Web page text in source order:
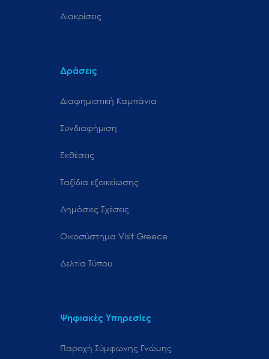
Διακρίσεις
Δράσεις
Διαφημιστική Καμπάνια
Συνδιαφήμιση
Εκθέσεις
Ταξίδια εξοικείωσης
Δημόσιες Σχέσεις
Oικοσύστημα Visit Greece
Δελτία Τύπου
Ψηφιακές Υπηρεσίες
Παροχή Σύμφωνης Γνώμης